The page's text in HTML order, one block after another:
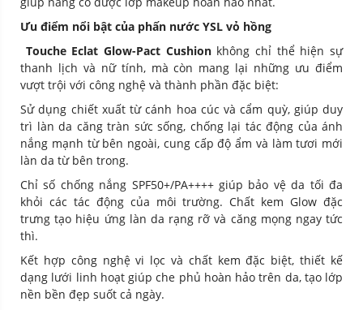
Ưu điểm nổi bật của phấn nước YSL vỏ hồng
Touche Eclat Glow-Pact Cushion không chỉ thể hiện sự
thanh lịch và nữ tính, mà còn mang lại những ưu điểm
vượt trội với công nghệ và thành phần đặc biệt:
Sử dụng chiết xuất từ cánh hoa cúc và cẩm quỳ, giúp duy
trì làn da căng tràn sức sống, chống lại tác động của ánh
nắng mạnh từ bên ngoài, cung cấp độ ẩm và làm tươi mới
làn da từ bên trong.
Chỉ số chống nắng SPF50+/PA++++ giúp bảo vệ da tối đa
khỏi các tác động của môi trường. Chất kem Glow đặc
trưng tạo hiệu ứng làn da rạng rỡ và căng mọng ngay tức
thì.
Kết hợp công nghệ vi lọc và chất kem đặc biệt, thiết kế
dạng lưới linh hoạt giúp che phủ hoàn hảo trên da, tạo lớp
nền bền đẹp suốt cả ngày.